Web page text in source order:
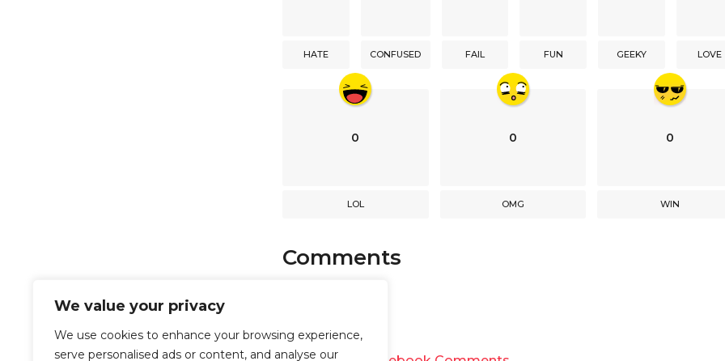
We value your privacy
We use cookies to enhance your browsing experience,
serve personalised ads or content, and analyse our
HATE CONFUSED FAIL FUN GEEKY LOVE
0
LOL
0
OMG
0
WIN
Comments